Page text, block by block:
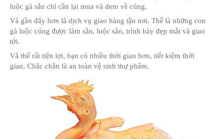
cho bạn. Bạn nên mua ở các siêu thị, cửa hàng thịt
nơi bán hàng có chứng chỉ, cấp phéo, bao bì và hạn
ràng.